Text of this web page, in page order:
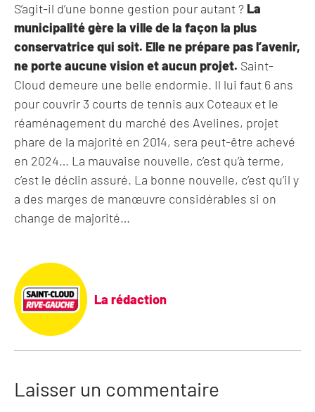
S’agit-il d’une bonne gestion pour autant ?La
municipalité gère la ville de la façon la plus
conservatrice qui soit. Elle ne prépare pas l’avenir,
ne porte aucune vision et aucun projet. Saint-
Cloud demeure une belle endormie. Il lui faut 6 ans
pour couvrir 3 courts de tennis aux Coteaux et le
réaménagement du marché des Avelines, projet
phare de la majorité en 2014, sera peut-être achevé
en 2024… La mauvaise nouvelle, c’est qu’à terme,
c’est le déclin assuré. La bonne nouvelle, c’est qu’il y
a des marges de manœuvre considérables si on
change de majorité…
La rédaction
Laisser un commentaire